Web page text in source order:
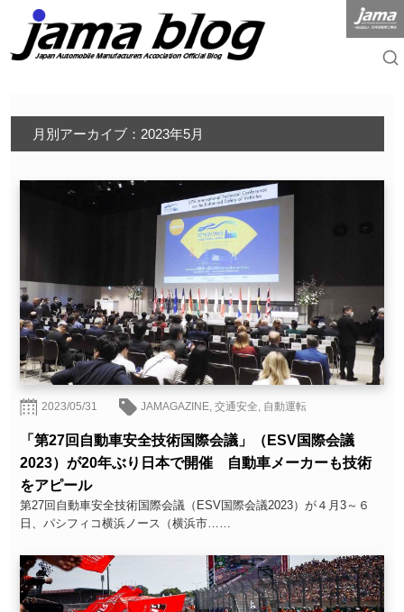
月別アーカイブ：2023年5月
2023/05/31 JAMAGAZINE ,交通安全 自動運転
「第27回自動車安全技術国際会議」（ESV国際会議
2023）が20年ぶり日本で開催 自動車メーカーも技術
をアピール
第27回自動車安全技術国際会議（ESV国際会議2023）が４月3～６
日、パシフィコ横浜ノース（横浜市……